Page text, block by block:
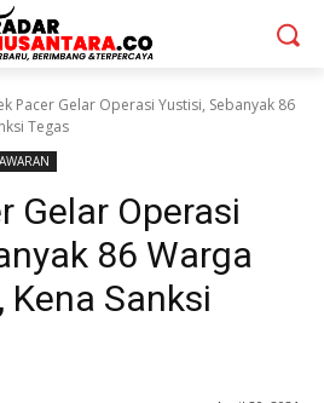
Pacer Gelar Operasi Yustisi, Sebanyak 86
Tegas
Gelar Operasi
86 Warga
Sanksi